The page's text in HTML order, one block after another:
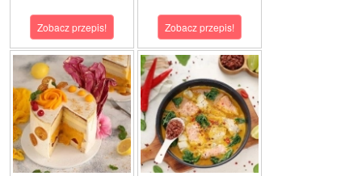
Zobacz przepis! Zobacz przepis!